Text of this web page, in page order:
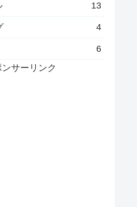
13
4
6
ンサーリンク